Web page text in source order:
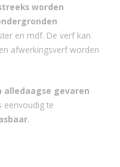
worden
en mdf. De verf kan
afwerkingsverf worden
alledaagse gevaren
eenvoudig te
.